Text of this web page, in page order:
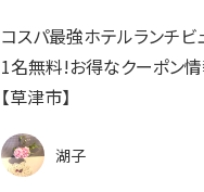
コスパ最強ホテルランチビ
1名無料!お得なクーポン
【草津市】
湖子